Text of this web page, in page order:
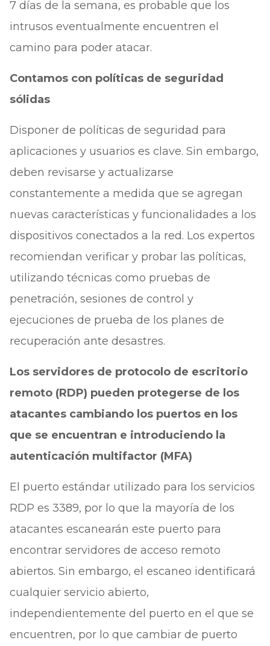
7 días de la semana, es probable que los
intrusos eventualmente encuentren el
camino para poder atacar.
Contamos con políticas de seguridad
sólidas
Disponer de políticas de seguridad para
aplicaciones y usuarios es clave. Sin embargo,
deben revisarse y actualizarse
constantemente a medida que se agregan
nuevas características y funcionalidades a los
dispositivos conectados a la red. Los expertos
recomiendan verificar y probar las políticas,
utilizando técnicas como pruebas de
penetración, sesiones de control y
ejecuciones de prueba de los planes de
recuperación ante desastres.
Los servidores de protocolo de escritorio
remoto (RDP) pueden protegerse de los
atacantes cambiando los puertos en los
que se encuentran e introduciendo la
autenticación multifactor (MFA)
El puerto estándar utilizado para los servicios
RDP es 3389, por lo que la mayoría de los
atacantes escanearán este puerto para
encontrar servidores de acceso remoto
abiertos. Sin embargo, el escaneo identificará
cualquier servicio abierto,
independientemente del puerto en el que se
encuentren, por lo que cambiar de puerto